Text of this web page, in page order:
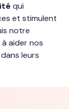
qui
et stimulent
notre
aider nos
dans leurs